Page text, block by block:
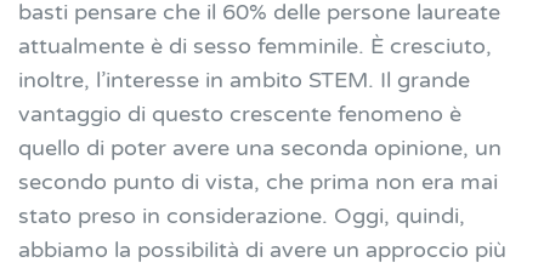
basti pensare che il 60% delle persone laureate
attualmente è di sesso femminile. È cresciuto,
inoltre, l’interesse in ambito STEM. Il grande
vantaggio di questo crescente fenomeno è
quello di poter avere una seconda opinione, un
secondo punto di vista, che prima non era mai
stato preso in considerazione. Oggi, quindi,
abbiamo la possibilità di avere un approccio più